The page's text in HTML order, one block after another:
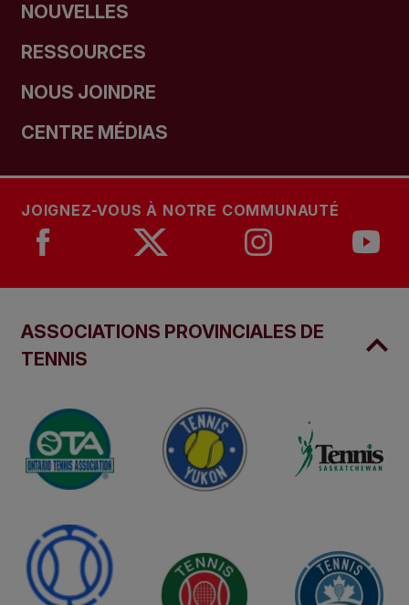
NOUVELLES
RESSOURCES
NOUS JOINDRE
CENTRE MÉDIAS
JOIGNEZ-VOUS À NOTRE COMMUNAUTÉ
ASSOCIATIONS PROVINCIALES DE
TENNIS